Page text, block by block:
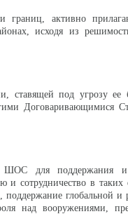
границ, активно
исходя из
ставящей под угрозу ее
Договаривающимися
ШОС для поддержания и
сотрудничество в таких
глобальной и
над вооружениями,